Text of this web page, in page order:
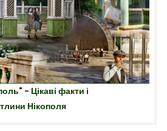
- Цікаві факти і
Нікополя